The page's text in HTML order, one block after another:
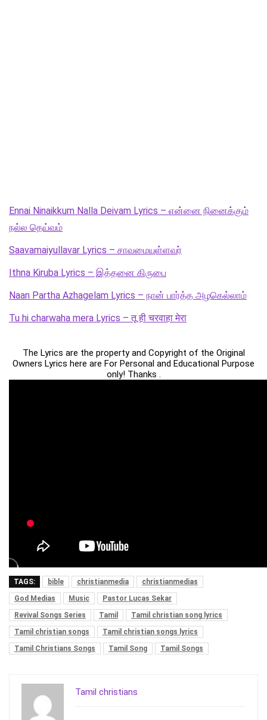
Ennai Ninaikkum Nalla Deivam Lyrics – என்னை நினைக்கும்
நல்ல தெய்வம்
Saavamaiyullavar Lyrics – சாவமையுள்ளவர்
Ithna Kiruba Lyrics – இத்தனை கிருபை
Naan Partha Azhagelam Lyrics – நான் பார்த்த அழகெல்லாம்
Tu hi charwaha mera Lyrics – तू ही चरवाहा मेरा
The Lyrics are the property and Copyright of the Original
Owners Lyrics here are For Personal and Educational Purpose
only! Thanks .
TAGS: bible christianmedia
christianmedias
God Medias
Music
Pastor Lucas Sekar
Revival Songs Series
Tamil
Tamil christian song lyrics
Tamil christian songs
Tamil christian songs lyrics
Tamil Christians Songs
Tamil Song Tamil Songs
Tamil christians